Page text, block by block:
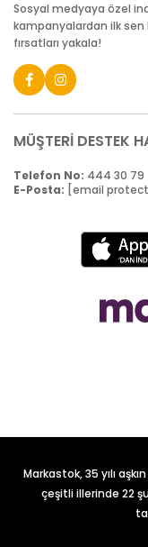
Sosyal medyaya özel
kampanyalardan ilk sen
fırsatları yakala!
MÜŞTERİ DESTEK
Telefon No: 444 30 79
E-Posta: [email
Markastok, 35 yılı
çeşitli illerinde 22